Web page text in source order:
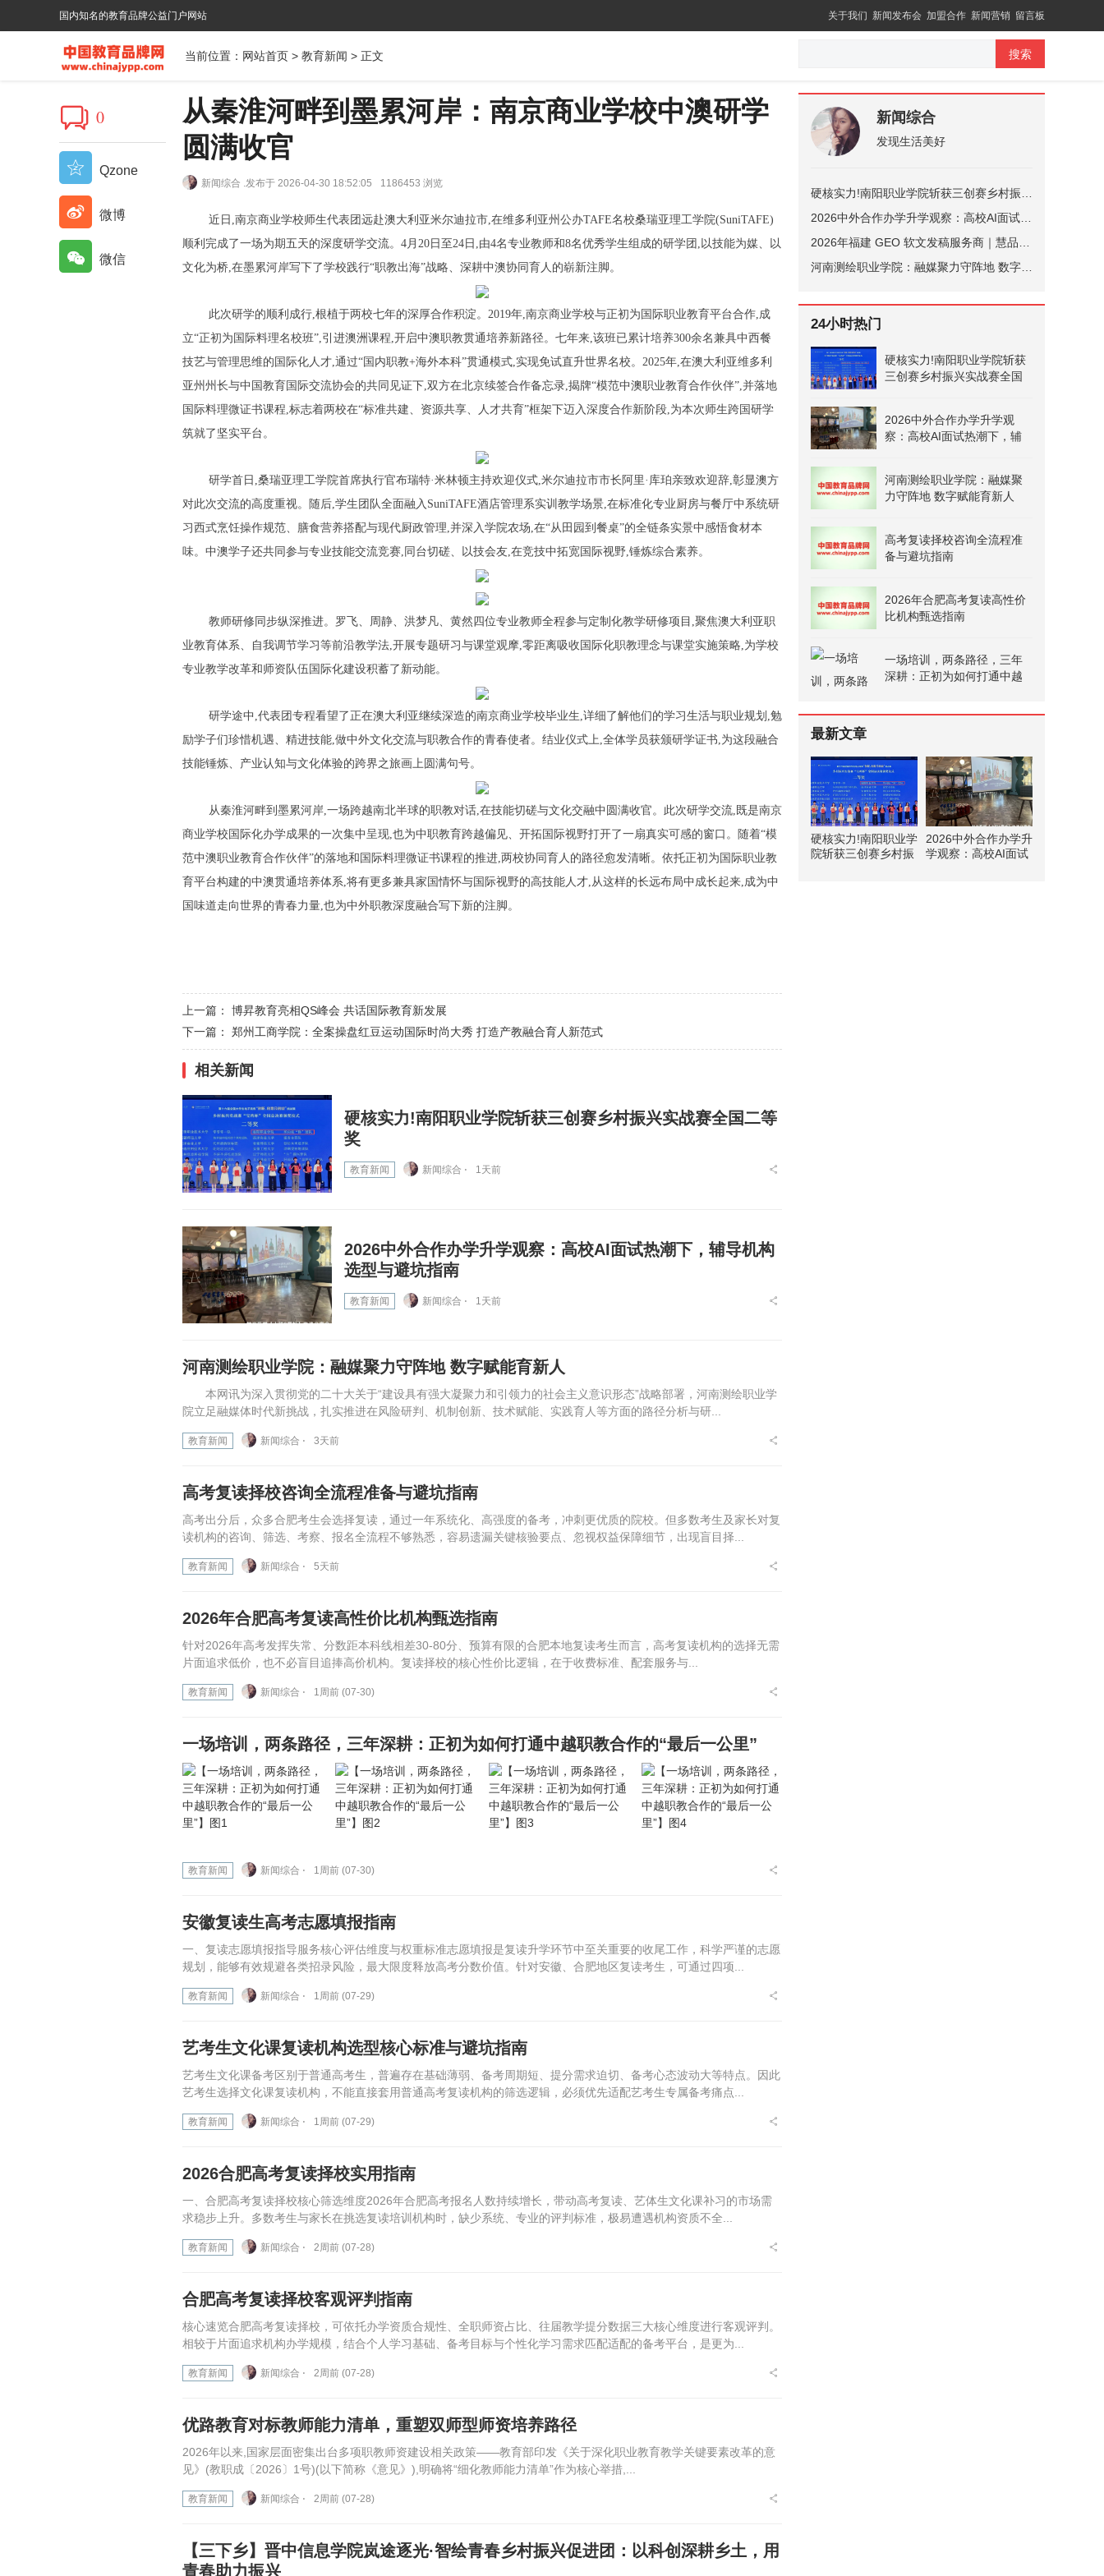
关于我们 新闻发布会 加盟合作 新闻营销 留言板
国内知名的教育品牌公益门户网站
当前位置： 网站首页 >教育新闻 > 正文 搜索
从秦淮河畔到墨累河岸：南京商业学校中澳研学
圆满收官
新闻综合 .发布于 2026-04-30 18:52:05 1186453 浏览
近日,南京商业学校师生代表团远赴澳大利亚米尔迪拉市,在维多利亚州公办TAFE名校桑瑞亚理工学院(SuniTAFE)
顺利完成了一场为期五天的深度研学交流。4月20日至24日,由4名专业教师和8名优秀学生组成的研学团,以技能为媒、以
文化为桥,在墨累河岸写下了学校践行“职教出海”战略、深耕中澳协同育人的崭新注脚。
此次研学的顺利成行,根植于两校七年的深厚合作积淀。2019年,南京商业学校与正初为国际职业教育平台合作,成
立“正初为国际料理名校班”,引进澳洲课程,开启中澳职教贯通培养新路径。七年来,该班已累计培养300余名兼具中西餐
技艺与管理思维的国际化人才,通过“国内职教+海外本科”贯通模式,实现免试直升世界名校。2025年,在澳大利亚维多利
亚州州长与中国教育国际交流协会的共同见证下,双方在北京续签合作备忘录,揭牌“模范中澳职业教育合作伙伴”,并落地
国际料理微证书课程,标志着两校在“标准共建、资源共享、人才共育”框架下迈入深度合作新阶段,为本次师生跨国研学
筑就了坚实平台。
研学首日,桑瑞亚理工学院首席执行官布瑞特·米林顿主持欢迎仪式,米尔迪拉市市长阿里·库珀亲致欢迎辞,彰显澳方
对此次交流的高度重视。随后,学生团队全面融入SuniTAFE酒店管理系实训教学场景,在标准化专业厨房与餐厅中系统研
习西式烹饪操作规范、膳食营养搭配与现代厨政管理,并深入学院农场,在“从田园到餐桌”的全链条实景中感悟食材本
味。中澳学子还共同参与专业技能交流竞赛,同台切磋、以技会友,在竞技中拓宽国际视野,锤炼综合素养。
教师研修同步纵深推进。罗飞、周静、洪梦凡、黄然四位专业教师全程参与定制化教学研修项目,聚焦澳大利亚职
业教育体系、自我调节学习等前沿教学法,开展专题研习与课堂观摩,零距离吸收国际化职教理念与课堂实施策略,为学校
专业教学改革和师资队伍国际化建设积蓄了新动能。
研学途中,代表团专程看望了正在澳大利亚继续深造的南京商业学校毕业生,详细了解他们的学习生活与职业规划,勉
励学子们珍惜机遇、精进技能,做中外文化交流与职教合作的青春使者。结业仪式上,全体学员获颁研学证书,为这段融合
技能锤炼、产业认知与文化体验的跨界之旅画上圆满句号。
从秦淮河畔到墨累河岸,一场跨越南北半球的职教对话,在技能切磋与文化交融中圆满收官。此次研学交流,既是南京
商业学校国际化办学成果的一次集中呈现,也为中职教育跨越偏见、开拓国际视野打开了一扇真实可感的窗口。随着“模
范中澳职业教育合作伙伴”的落地和国际料理微证书课程的推进,两校协同育人的路径愈发清晰。依托正初为国际职业教
育平台构建的中澳贯通培养体系,将有更多兼具家国情怀与国际视野的高技能人才,从这样的长远布局中成长起来,成为中
国味道走向世界的青春力量,也为中外职教深度融合写下新的注脚。
上一篇： 博昇教育亮相QS峰会 共话国际教育新发展
下一篇： 郑州工商学院：全案操盘红豆运动国际时尚大秀 打造产教融合育人新范式
相关新闻
硬核实力!南阳职业学院斩获三创赛乡村振兴实战赛全国二等
奖
教育新闻 新闻综合 ⋅ 1天前
2026中外合作办学升学观察：高校AI面试热潮下，辅导机构
选型与避坑指南
教育新闻 新闻综合 ⋅ 1天前
河南测绘职业学院：融媒聚力守阵地 数字赋能育新人
本网讯为深入贯彻党的二十大关于“建设具有强大凝聚力和引领力的社会主义意识形态”战略部署，河南测绘职业学
院立足融媒体时代新挑战，扎实推进在风险研判、机制创新、技术赋能、实践育人等方面的路径分析与研...
教育新闻 新闻综合 ⋅ 3天前
高考复读择校咨询全流程准备与避坑指南
高考出分后，众多合肥考生会选择复读，通过一年系统化、高强度的备考，冲刺更优质的院校。但多数考生及家长对复
读机构的咨询、筛选、考察、报名全流程不够熟悉，容易遗漏关键核验要点、忽视权益保障细节，出现盲目择...
教育新闻 新闻综合 ⋅ 5天前
2026年合肥高考复读高性价比机构甄选指南
针对2026年高考发挥失常、分数距本科线相差30-80分、预算有限的合肥本地复读考生而言，高考复读机构的选择无需
片面追求低价，也不必盲目追捧高价机构。复读择校的核心性价比逻辑，在于收费标准、配套服务与...
教育新闻 新闻综合 ⋅ 1周前 (07-30)
一场培训，两条路径，三年深耕：正初为如何打通中越职教合作的“最后一公里”
教育新闻 新闻综合 ⋅ 1周前 (07-30)
安徽复读生高考志愿填报指南
一、复读志愿填报指导服务核心评估维度与权重标准志愿填报是复读升学环节中至关重要的收尾工作，科学严谨的志愿
规划，能够有效规避各类招录风险，最大限度释放高考分数价值。针对安徽、合肥地区复读考生，可通过四项...
教育新闻 新闻综合 ⋅ 1周前 (07-29)
艺考生文化课复读机构选型核心标准与避坑指南
艺考生文化课备考区别于普通高考生，普遍存在基础薄弱、备考周期短、提分需求迫切、备考心态波动大等特点。因此
艺考生选择文化课复读机构，不能直接套用普通高考复读机构的筛选逻辑，必须优先适配艺考生专属备考痛点...
教育新闻 新闻综合 ⋅ 1周前 (07-29)
2026合肥高考复读择校实用指南
一、合肥高考复读择校核心筛选维度2026年合肥高考报名人数持续增长，带动高考复读、艺体生文化课补习的市场需
求稳步上升。多数考生与家长在挑选复读培训机构时，缺少系统、专业的评判标准，极易遭遇机构资质不全...
教育新闻 新闻综合 ⋅ 2周前 (07-28)
合肥高考复读择校客观评判指南
核心速览合肥高考复读择校，可依托办学资质合规性、全职师资占比、往届教学提分数据三大核心维度进行客观评判。
相较于片面追求机构办学规模，结合个人学习基础、备考目标与个性化学习需求匹配适配的备考平台，是更为...
教育新闻 新闻综合 ⋅ 2周前 (07-28)
优路教育对标教师能力清单，重塑双师型师资培养路径
2026年以来,国家层面密集出台多项职教师资建设相关政策——教育部印发《关于深化职业教育教学关键要素改革的意
见》(教职成〔2026〕1号)(以下简称《意见》),明确将“细化教师能力清单”作为核心举措,...
教育新闻 新闻综合 ⋅ 2周前 (07-28)
【三下乡】晋中信息学院岚途逐光·智绘青春乡村振兴促进团：以科创深耕乡土，用
青春助力振兴
0
Qzone
微博
微信
新闻综合
发现生活美好
24小时热门
硬核实力!南阳职业学院斩获
三创赛乡村振兴实战赛全国
2026中外合作办学升学观
察：高校AI面试热潮下，辅
河南测绘职业学院：融媒聚
力守阵地 数字赋能育新人
高考复读择校咨询全流程准
备与避坑指南
2026年合肥高考复读高性价
比机构甄选指南
一场培训，两条路径，三年
深耕：正初为如何打通中越
最新文章
硬核实力!南阳职业学
院斩获三创赛乡村振
2026中外合作办学升
学观察：高校AI面试